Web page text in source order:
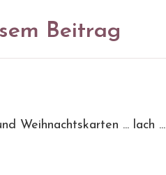
Beitrag
Weihnachtskarten ... lach ...